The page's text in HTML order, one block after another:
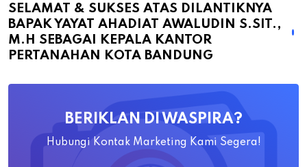
atas
Dilantiknya
Bapak
Ahadiat
SELAMAT & SUKSES ATAS DILANTIKNYA
BAPAK YAYAT AHADIAT AWALUDIN S.SIT.,
M.H SEBAGAI KEPALA KANTOR
PERTANAHAN KOTA BANDUNG
BERIKLAN DI WASPIRA?
Hubungi Kontak Marketing Kami Segera!